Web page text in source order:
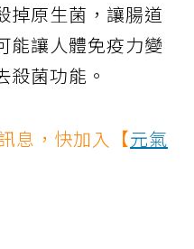
掉原生菌，讓腸道
能讓人體免疫力變
殺菌功能。
息，快加入【元氣